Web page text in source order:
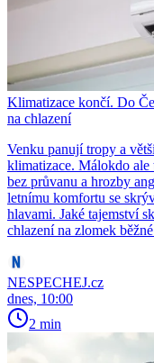
Klimatizace končí. Do
na chlazení
Venku panují tropy a
klimatizace. Málokdo ale
bez průvanu a hrozby
letnímu komfortu se
hlavami. Jaké tajemství
chlazení na zlomek
NESPECHEJ.cz
dnes, 10:00
2 min